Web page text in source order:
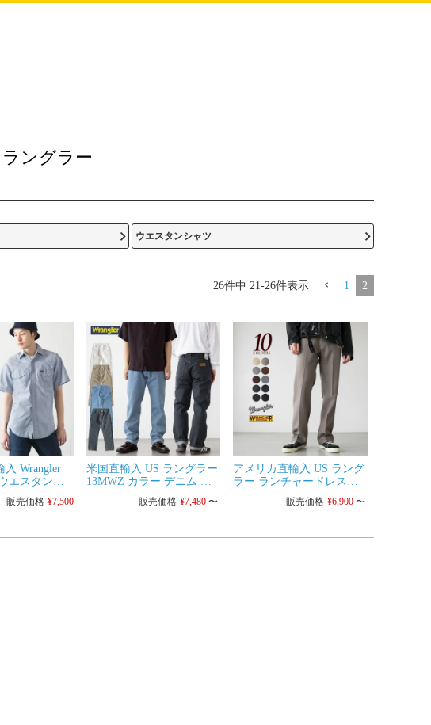
ラングラー
ウエスタンシャツ
26件中 21-26件表示 1 2
入 Wrangler
エスタンシ
イカット
販売価格 ¥7,500
米国直輸入 US ラングラー
13MWZ カラー デニム パ
カット オリジナル フィッ
販売価格 ¥7,480 〜
アメリカ直輸入 US ラング
ラー ランチャードレスジ
ズ スタプレ フレアパンツ
販売価格 ¥6,900 〜